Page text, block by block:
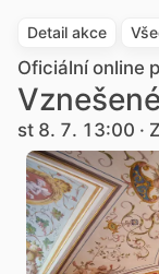
Detail akce
Oficiální online
st 8. 7. 13:00 ·